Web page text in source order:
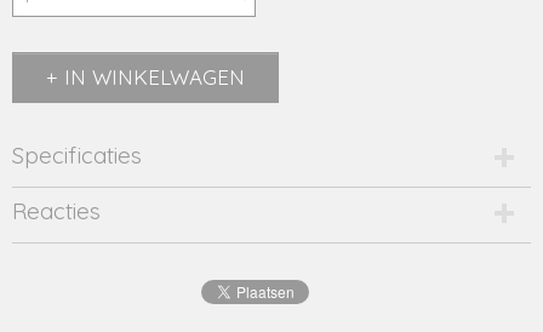
IN WINKELWAGEN
Specificaties
Productcode
896/09-8493
Productcode leverancier
Reacties